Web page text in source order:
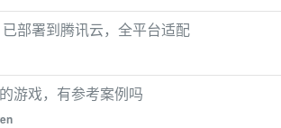
部署到腾讯云，全平台适配
游戏，有参考案例吗